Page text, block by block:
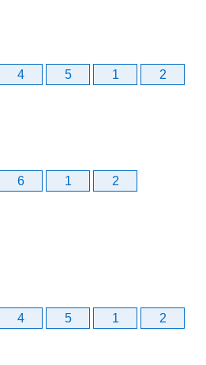
4 5 1 2
6 1 2
4 5 1
2